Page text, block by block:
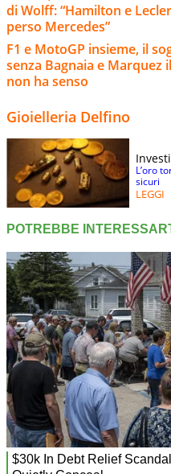
di Wolff: “Hamilton e
perso Mercedes”
F1 e MotoGP insieme, il
senza Bagnaia e
non ha senso
Gioielleria Delfino
L’oro
sicuri
LEGGI